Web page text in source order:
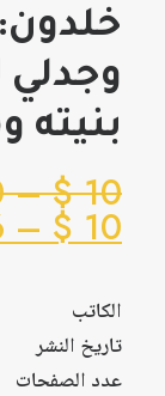
وجدلي
بنيته
10
$
–
10
$
–
الكاتب
تاريخ النشر
عدد الصفحات